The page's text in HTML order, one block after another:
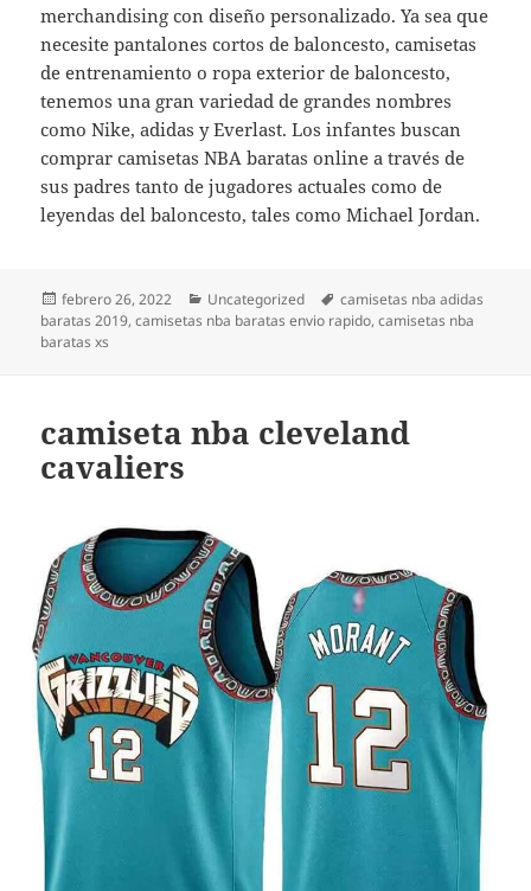
merchandising con diseño personalizado. Ya sea que
necesite pantalones cortos de baloncesto, camisetas
de entrenamiento o ropa exterior de baloncesto,
tenemos una gran variedad de grandes nombres
como Nike, adidas y Everlast. Los infantes buscan
comprar camisetas NBA baratas online a través de
sus padres tanto de jugadores actuales como de
leyendas del baloncesto, tales como Michael Jordan.
Publicado
el
febrero 26, 2022 Categorías
Uncategorized Etiquetas
camisetas nba adidas
baratas 2019,camisetas nba baratas envio rapido,camisetas nba
baratas xs
camiseta nba cleveland
cavaliers